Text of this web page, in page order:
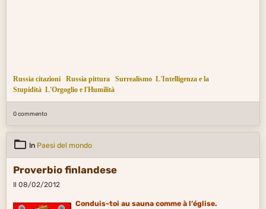
Russia citazioni Russia pittura Surrealismo L'Intelligenza e la
Stupidità L'Orgoglio e l'Humilità
0 commento
In Paesi del mondo
Proverbio finlandese
Il 08/02/2012
Conduis-toi au sauna comme à l’église.